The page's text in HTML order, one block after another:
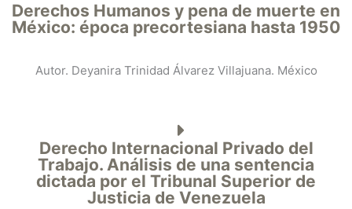
Derechos Humanos y pena de muerte en
México: época precortesiana hasta 1950
Autor. Deyanira Trinidad Álvarez Villajuana. México
Derecho Internacional Privado del
Trabajo. Análisis de una sentencia
dictada por el Tribunal Superior de
Justicia de Venezuela